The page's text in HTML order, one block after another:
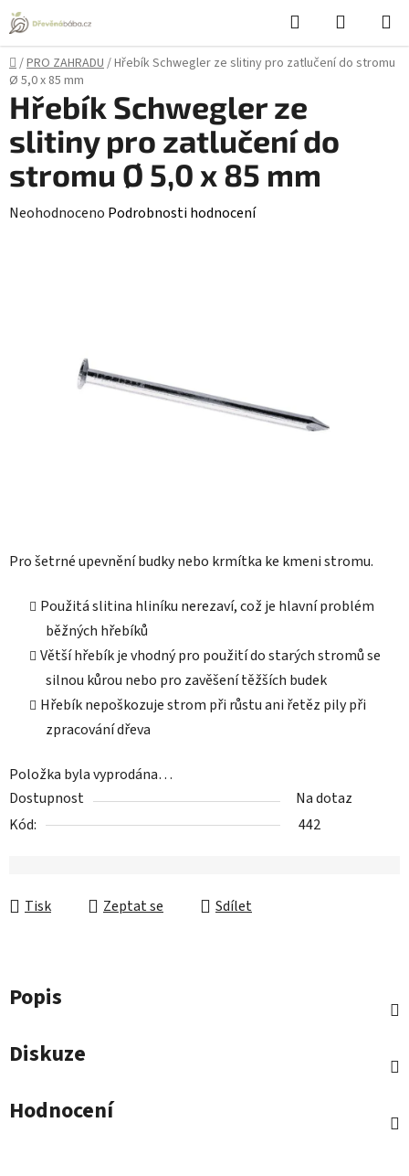
Přejít
na
obsah
Hledat
KOŠÍK
Domů
/PRO ZAHRADU/Hřebík Schwegler ze slitiny pro zatlučení do stromu
Ø 5,0 x 85 mm
Pro šetrné upevnění budky nebo krmítka ke kmeni stromu.
Použitá slitina hliníku nerezaví, což je hlavní problém
běžných hřebíků
Větší hřebík je vhodný pro použití do starých stromů se
silnou kůrou nebo pro zavěšení těžších budek
Hřebík nepoškozuje strom při růstu ani řetěz pily při
zpracování dřeva
Položka byla vyprodána…
Dostupnost
Na dotaz
Kód:
442
Tisk Zeptat se Sdílet
Hřebík Schwegler ze
slitiny pro zatlučení do
stromu Ø 5,0 x 85 mm
Průměrné
Neohodnoceno Podrobnosti hodnocení
Popis
Diskuze
Hodnocení